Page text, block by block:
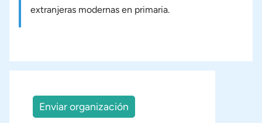
extranjeras modernas en primaria.
Enviar organización